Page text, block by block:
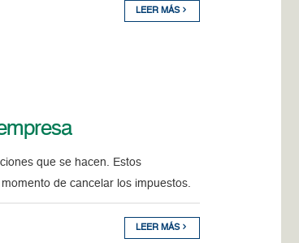
LEER MÁS
que se hacen. Estos
de cancelar los impuestos.
LEER MÁS